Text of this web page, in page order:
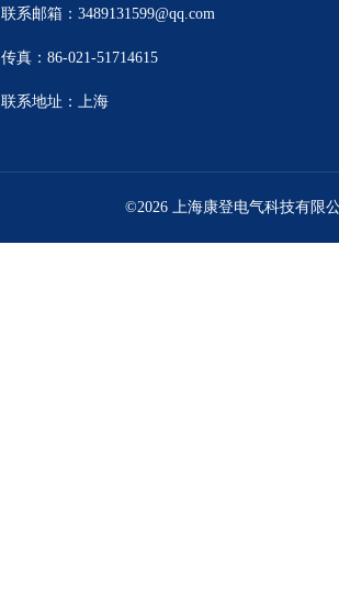
联系邮箱：3489131599@qq.com
传真：86-021-51714615
联系地址：上海
©2026 上海康登电气科技有限